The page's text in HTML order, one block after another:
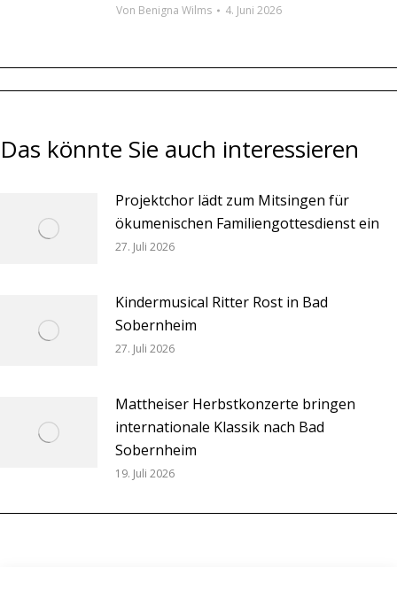
Von Benigna Wilms 4. Juni 2026
Das könnte Sie auch interessieren
Projektchor lädt zum Mitsingen für
ökumenischen Familiengottesdienst ein
27. Juli 2026
Kindermusical Ritter Rost in Bad
Sobernheim
27. Juli 2026
Mattheiser Herbstkonzerte bringen
internationale Klassik nach Bad
Sobernheim
19. Juli 2026